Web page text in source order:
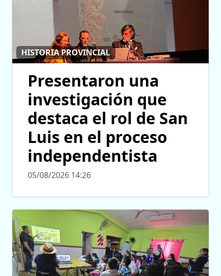
HISTORIA PROVINCIAL
Presentaron una
investigación que
destaca el rol de San
Luis en el proceso
independentista
05/08/2026 14:26